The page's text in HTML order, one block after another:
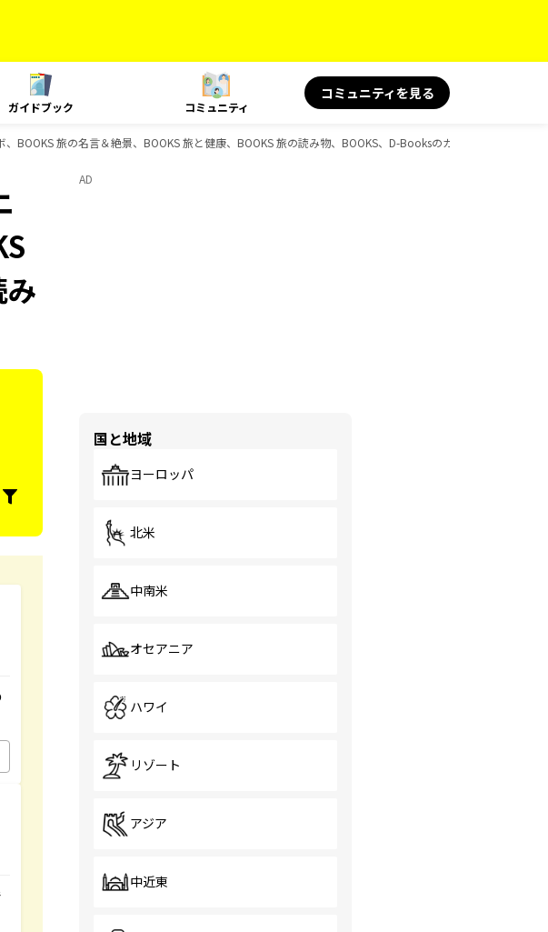
ガイドブック コミュニティ
コミュニティを見る
旅の名言＆絶景、BOOKS 旅と健康、BOOKS 旅の読み物、BOOKS、D-Booksのガイドブック一覧
AD
国と地域
ヨーロッパ
北米
中南米
オセアニア
ハワイ
リゾート
アジア
中近東